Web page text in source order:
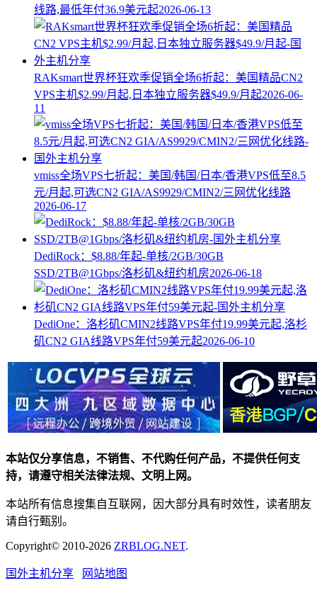
线路,最低年付36.9美元起2026-06-13
RAKsmart世界杯狂欢季促销全场6折起：美国精品CN2
VPS主机$2.99/月起,日本独立服务器$49.9/月起2026-06-
11
vmiss全场VPS七折起：美国/韩国/日本/香港VPS低至8.5
元/月起,可选CN2 GIA/AS9929/CMIN2/三网优化线路
2026-06-17
DediRock：$8.88/年起-单核/2GB/30GB
SSD/2TB@1Gbps/洛杉矶&纽约机房2026-06-18
DediOne：洛杉矶CMIN2线路VPS年付19.99美元起,洛杉
矶CN2 GIA线路VPS年付59美元起2026-06-10
本站仅分享信息，不销售、不代购任何产品，不提供任何支
持，请遵守相关法律法规、文明上网。
本站所有信息搜集自互联网，因大部分具有时效性，读者朋友
请自行甄别。
Copyright© 2010-2026 ZRBLOG.NET.
国外主机分享 网站地图